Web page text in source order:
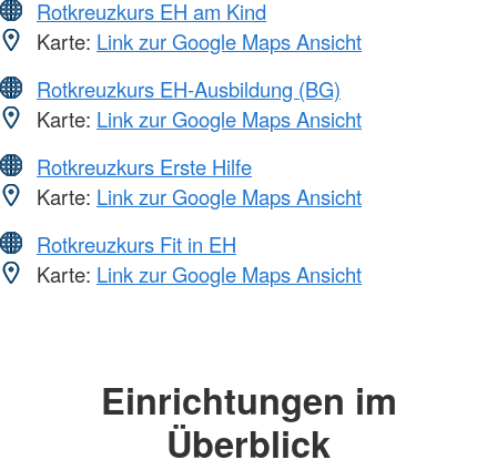
Rotkreuzkurs EH am Kind
Karte: Link zur Google Maps Ansicht
Rotkreuzkurs EH-Ausbildung (BG)
Karte: Link zur Google Maps Ansicht
Rotkreuzkurs Erste Hilfe
Karte: Link zur Google Maps Ansicht
Rotkreuzkurs Fit in EH
Karte: Link zur Google Maps Ansicht
Einrichtungen im
Überblick